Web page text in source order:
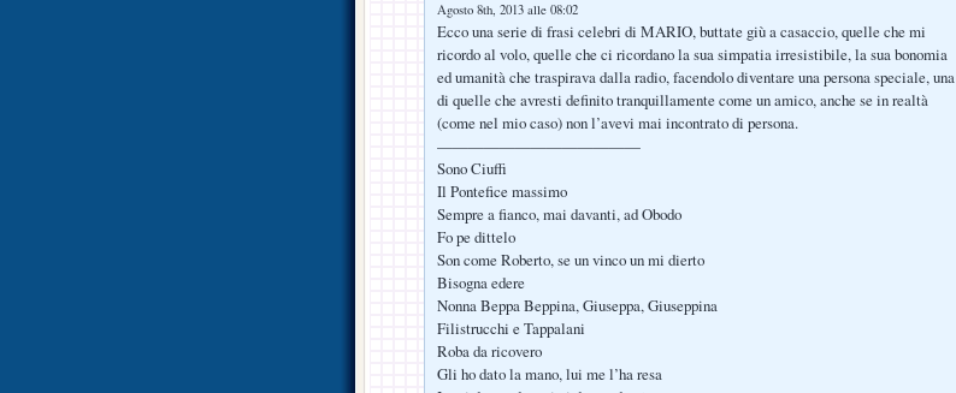
Agosto 8th, 2013 alle 08:02
Ecco una serie di frasi celebri di MARIO, buttate giù a casaccio, quelle che mi
ricordo al volo, quelle che ci ricordano la sua simpatia irresistibile, la sua bonomia
ed umanità che traspirava dalla radio, facendolo diventare una persona speciale, una
di quelle che avresti definito tranquillamente come un amico, anche se in realtà
(come nel mio caso) non l’avevi mai incontrato di persona.
—————————————
Sono Ciuffi
Il Pontefice massimo
Sempre a fianco, mai davanti, ad Obodo
Fo pe dittelo
Son come Roberto, se un vinco un mi dierto
Bisogna edere
Nonna Beppa Beppina, Giuseppa, Giuseppina
Filistrucchi e Tappalani
Roba da ricovero
Gli ho dato la mano, lui me l’ha resa